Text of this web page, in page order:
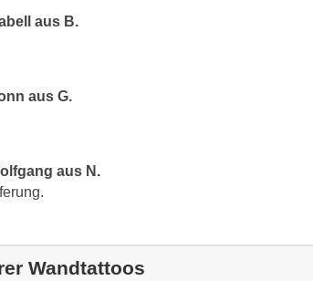
aus B.
aus G.
aus N.
Wandtattoos